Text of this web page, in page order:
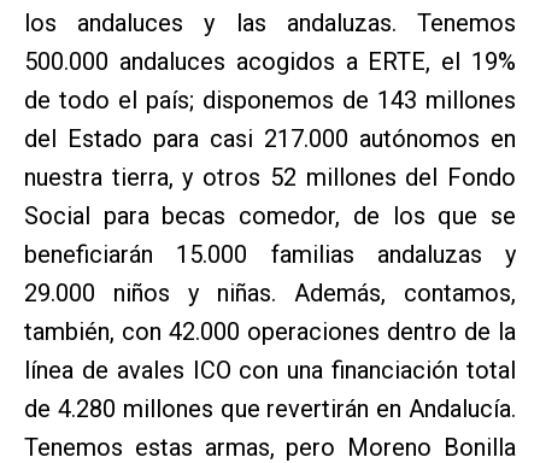
los andaluces y las andaluzas. Tenemos
500.000 andaluces acogidos a ERTE, el 19%
de todo el país; disponemos de 143 millones
del Estado para casi 217.000 autónomos en
nuestra tierra, y otros 52 millones del Fondo
Social para becas comedor, de los que se
beneficiarán 15.000 familias andaluzas y
29.000 niños y niñas. Además, contamos,
también, con 42.000 operaciones dentro de la
línea de avales ICO con una financiación total
de 4.280 millones que revertirán en Andalucía.
Tenemos estas armas, pero Moreno Bonilla